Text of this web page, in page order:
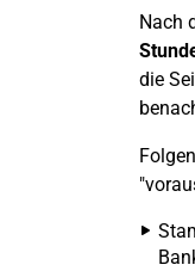
Nach
die